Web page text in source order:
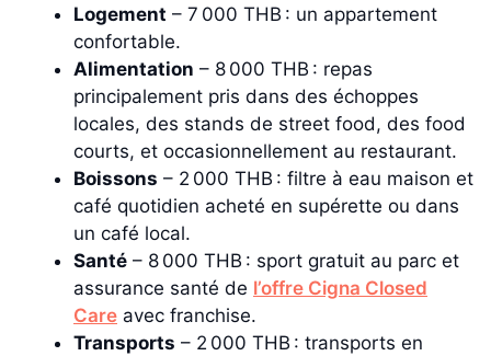
Logement – 7 000 THB : un appartement
confortable.
Alimentation – 8 000 THB : repas
principalement pris dans des échoppes
locales, des stands de street food, des food
courts, et occasionnellement au restaurant.
Boissons – 2 000 THB : filtre à eau maison et
café quotidien acheté en supérette ou dans
un café local.
Santé – 8 000 THB : sport gratuit au parc et
assurance santé de l’offre Cigna Closed
Care avec franchise.
Transports – 2 000 THB : transports en